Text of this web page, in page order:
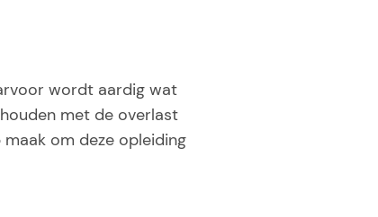
wordt aardig wat
met de overlast
om deze opleiding